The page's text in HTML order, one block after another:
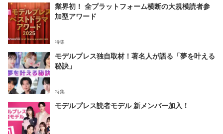
業界初！ 全プラットフォーム横断の大規模読者参
加型アワード
特集
モデルプレス独自取材！著名人が語る「夢を叶える
秘訣」
特集
モデルプレス読者モデル 新メンバー加入！